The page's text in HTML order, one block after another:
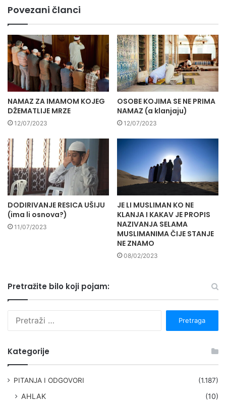
Povezani članci
NAMAZ ZA IMAMOM KOJEG
DŽEMATLIJE MRZE
12/07/2023
OSOBE KOJIMA SE NE PRIMA
NAMAZ (a klanjaju)
12/07/2023
DODIRIVANJE RESICA UŠIJU
(ima li osnova?)
11/07/2023
JE LI MUSLIMAN KO NE
KLANJA I KAKAV JE PROPIS
NAZIVANJA SELAMA
MUSLIMANIMA ČIJE STANJE
NE ZNAMO
08/02/2023
Pretražite bilo koji pojam:
Kategorije
PITANJA I ODGOVORI (1.187)
AHLAK (10)